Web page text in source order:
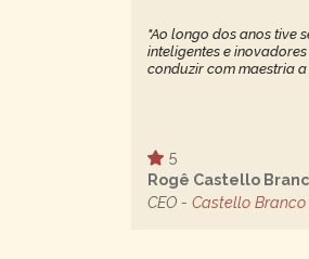
"Ao longo dos anos tive
inteligentes e
conduzir com maestria
5
Rogê Castello
CEO - Castello